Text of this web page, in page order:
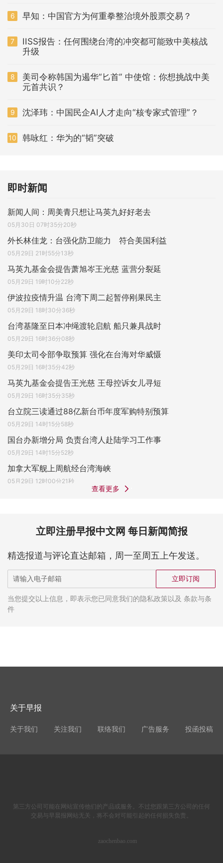
6 早知：中国官方为何重拳整治境外股票交易？
7
IISS报告：任何围绕台湾的冲突都可能致中美核战
升级
8
美司令称韩国为遏华“匕首” 中使馆：你想挑战中美
元首共识？
9 沈泽玮：中国民企AI人才走向“核专家式管理”？
10 韩咏红：华为的“韬”突破
即时新闻
新闻人间：周美青只想让马英九好好老去
05月30日 07时35分20秒
外长林佳龙：台强化防卫能力 符合美国利益
05月29日 21时55分13秒
马英九基金会提告萧旭岑王光慈 蓝营分裂延
05月29日 19时10分22秒
伊波拉疫情升温 台湾下周二起暂停刚果民主
05月29日 18时30分36秒
台湾基隆至日本冲绳渡轮启航 船只兼具战时
05月29日 16时36分08秒
美印太司令部争取预算 强化在台海对华威慑
05月29日 16时35分42秒
马英九基金会提告王光慈 王母控诉女儿寻短
05月29日 16时35分35秒
台立院三读通过88亿新台币年度军购特别预算
05月29日 14时15分58秒
国台办新增分局 负责台湾人赴陆学习工作事
05月29日 14时15分52秒
加拿大军舰上周航经台湾海峡
05月29日 12时00分21秒
查看更多
立即注册早报中文网 每日新闻简报
精选报道与评论直达邮箱，周一至周五上午发送。
立即订阅
当您提交以上信息，即表示您已同意我们的隐私政策以及 条款与条
件
关于早报
关于我们 关注我们 联络我们 广告服务 投函投稿
第三方公司可能在网站宣传他们的产品或服务。不过您跟第三方公司的任何
交易与早晨报网站无关，将不会对可能引起的任何损失负责。
zaochenbao.com